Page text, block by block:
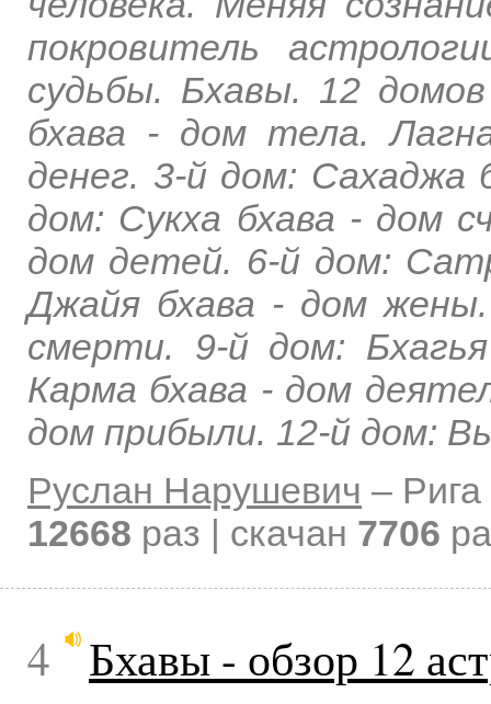
покровитель
судьбы. Бхавы. 12
бхава - дом тела.
денег. 3-й дом: Сахаджа
дом: Сукха бхава - дом
дом детей. 6-й дом:
Джайя бхава - дом
смерти. 9-й дом:
Карма бхава - дом
дом прибыли. 12-й дом:
Руслан Нарушевич –
12668 раз | скачан 7706
4 Бхавы - обзор 12